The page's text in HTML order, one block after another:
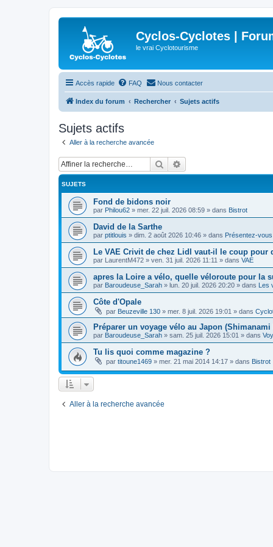
Cyclos-Cyclotes |
le vrai Cyclotourisme
Accès rapide FAQ Nous contacter
Index du forum Rechercher Sujets actifs
Sujets actifs
Aller à la recherche avancée
Rechercher
SUJETS
Fond de bidons noir
par Philou62 » mer. 22 juil. 2026 08:59 » dans Bistrot
David de la Sarthe
par ptitlouis » dim. 2 août 2026 10:46 » dans Présentez-vous
Le VAE Crivit de chez Lidl vaut-il le coup pour
par LaurentM472 » ven. 31 juil. 2026 11:11 » dans VAE
apres la Loire a vélo, quelle véloroute pour la
par Baroudeuse_Sarah » lun. 20 juil. 2026 20:20 » dans Les
Côte d'Opale
par Beuzeville 130 » mer. 8 juil. 2026 19:01 » dans
Préparer un voyage vélo au Japon
par Baroudeuse_Sarah » sam. 25 juil. 2026 15:01 » dans
Tu lis quoi comme magazine ?
par titoune1469 » mer. 21 mai 2014 14:17 » dans Bistrot
Aller à la recherche avancée